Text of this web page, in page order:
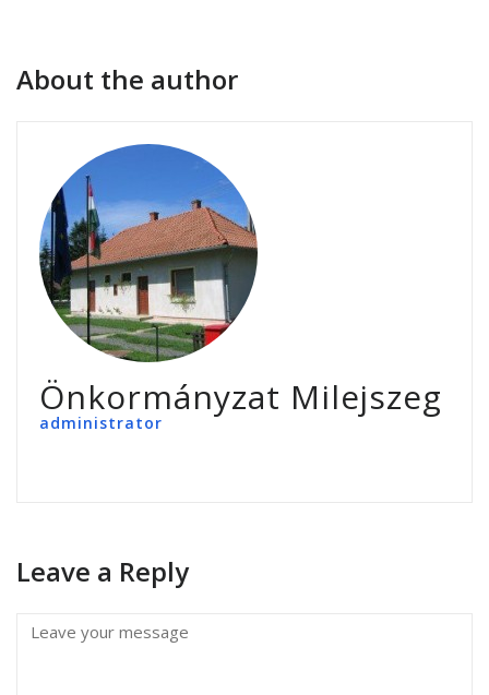
About the author
Önkormányzat Milejszeg
administrator
Leave a Reply